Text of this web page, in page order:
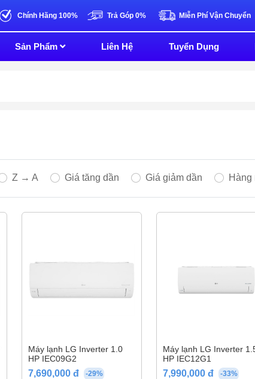
Chính Hãng 100% Trả Góp 0% Miễn Phí Vận Chuyển
Sản Phẩm Liên Hệ Tuyển Dụng
Z → A Giá tăng dần Giá giảm dần Hàng
Máy lạnh LG Inverter 1.0
HP IEC09G2
7,690,000 đ -29%
Máy lạnh LG Inverter
HP IEC12G1
7,990,000 đ -33%